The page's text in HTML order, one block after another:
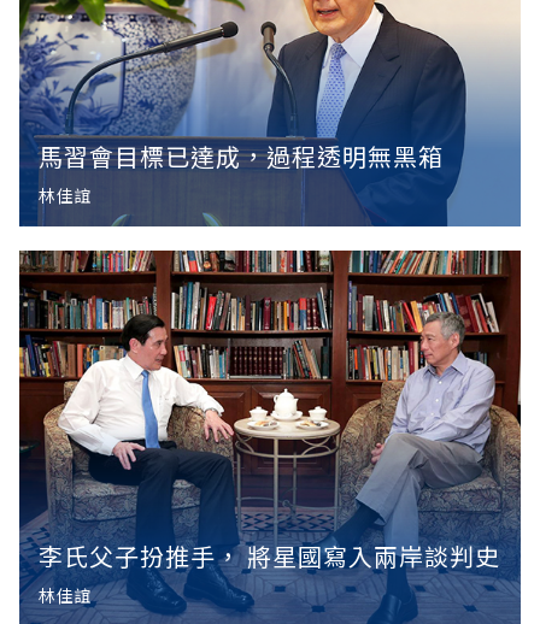
馬習會目標已達成，過程透明無黑箱
林佳誼
李氏父子扮推手， 將星國寫入兩岸談判史
林佳誼